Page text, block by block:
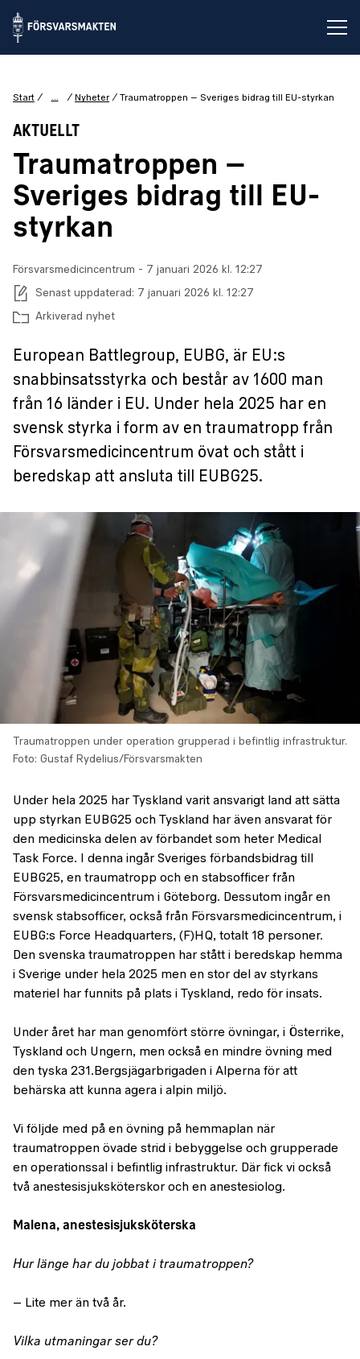
Start ... Nyheter Traumatroppen – Sveriges bidrag till EU-styrkan
AKTUELLT
Traumatroppen –
Sveriges bidrag till EU-
styrkan
Försvarsmedicincentrum - Publiceringsdatum:
7 januari 2026 kl. 12:27
Senast uppdaterad: 7 januari 2026 kl. 12:27
Arkiverad nyhet
European Battlegroup, EUBG, är EU:s
snabbinsatsstyrka och består av 1600 man
från 16 länder i EU. Under hela 2025 har en
svensk styrka i form av en traumatropp från
Försvarsmedicincentrum övat och stått i
beredskap att ansluta till EUBG25.
Traumatroppen under operation grupperad i befintlig infrastruktur.
Foto: Gustaf Rydelius/Försvarsmakten
Under hela 2025 har Tyskland varit ansvarigt land att sätta
upp styrkan EUBG25 och Tyskland har även ansvarat för
den medicinska delen av förbandet som heter Medical
Task Force. I denna ingår Sveriges förbandsbidrag till
EUBG25, en traumatropp och en stabsofficer från
Försvarsmedicincentrum i Göteborg. Dessutom ingår en
svensk stabsofficer, också från Försvarsmedicincentrum, i
EUBG:s Force Headquarters, (F)HQ, totalt 18 personer.
Den svenska traumatroppen har stått i beredskap hemma
i Sverige under hela 2025 men en stor del av styrkans
materiel har funnits på plats i Tyskland, redo för insats.
Under året har man genomfört större övningar, i Österrike,
Tyskland och Ungern, men också en mindre övning med
den tyska 231.Bergsjägarbrigaden i Alperna för att
behärska att kunna agera i alpin miljö.
Vi följde med på en övning på hemmaplan när
traumatroppen övade strid i bebyggelse och grupperade
en operationssal i befintlig infrastruktur. Där fick vi också
två anestesisjuksköterskor och en anestesiolog.
Malena, anestesisjuksköterska
Hur länge har du jobbat i traumatroppen?
– Lite mer än två år.
Vilka utmaningar ser du?